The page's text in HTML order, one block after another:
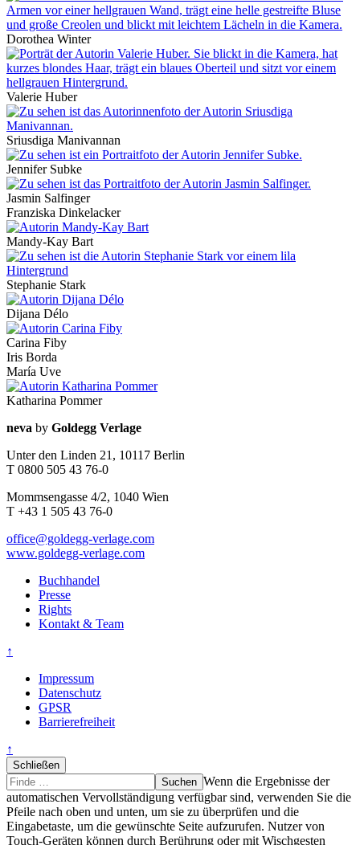
Dorothea Winter
Valerie Huber
Sriusdiga Manivannan
Jennifer Subke
Jasmin Salfinger
Franziska Dinkelacker
Mandy-Kay Bart
Stephanie Stark
Dijana Délo
Carina Fiby
Iris Borda
María Uve
Katharina Pommer
Kontaktinfos
neva by Goldegg Verlage
Unter den Linden 21, 10117 Berlin
T 0800 505 43 76-0
Mommsengasse 4/2, 1040 Wien
T +43 1 505 43 76-0
office@goldegg-verlage.com
www.goldegg-verlage.com
Buchhandel
Presse
Rights
Kontakt & Team
↑
Impressum
Datenschutz
GPSR
Barrierefreiheit
↑
Schließen
Suche
Finde
…
Wenn die Ergebnisse der
automatischen Vervollständigung verfügbar sind, verwenden Sie die
Pfeile nach oben und unten, um sie zu überprüfen und die
Eingabetaste, um die gewünschte Seite aufzurufen. Nutzer von
Touch-Geräten können durch Berührung oder mit Wischgesten